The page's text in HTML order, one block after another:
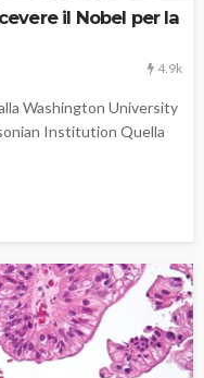
il Nobel per la
4.9k
Washington University
Institution Quella